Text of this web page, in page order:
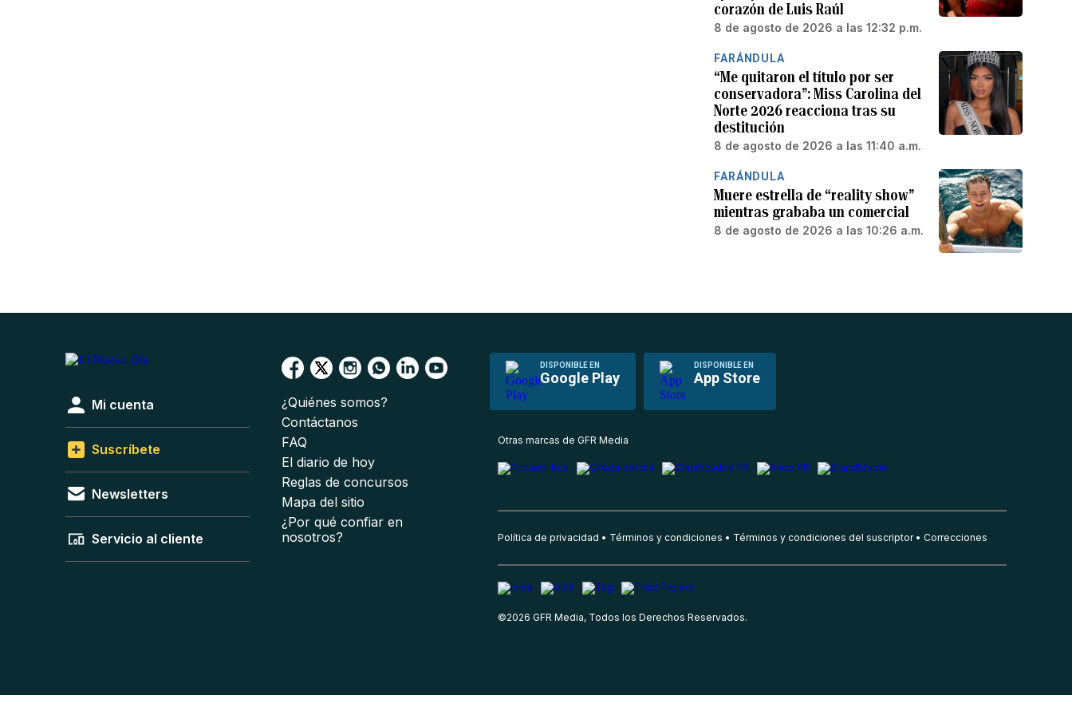
corazón de Luis Raúl
8 de agosto de 2026 a las 12:32 p.m.
FARÁNDULA
“Me quitaron el título por ser
conservadora”: Miss Carolina del
Norte 2026 reacciona tras su
destitución
8 de agosto de 2026 a las 11:40 a.m.
FARÁNDULA
Muere estrella de “reality show”
mientras grababa un comercial
8 de agosto de 2026 a las 10:26 a.m.
DISPONIBLE EN
Google Play
DISPONIBLE EN
App Store
Mi cuenta
Suscríbete
Newsletters
Servicio al cliente
¿Quiénes somos?
Contáctanos
FAQ
El diario de hoy
Reglas de concursos
Mapa del sitio
¿Por qué confiar en
nosotros?
Otras marcas de GFR Media
Política de privacidad Términos y condiciones Términos y condiciones del suscriptor Correcciones
©2026 GFR Media, Todos los Derechos Reservados.